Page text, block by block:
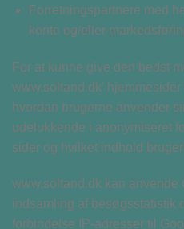
Forretningspartnere med
konto og/eller
For at kunne give den bedst
www.soltand.dk’
hvordan brugerne anvender
udelukkende i anonymiseret
sider og hvilket indhold
www.soltand.dk kan anvende
indsamling af besøgsstatistik
forbindelse IP-adresser til